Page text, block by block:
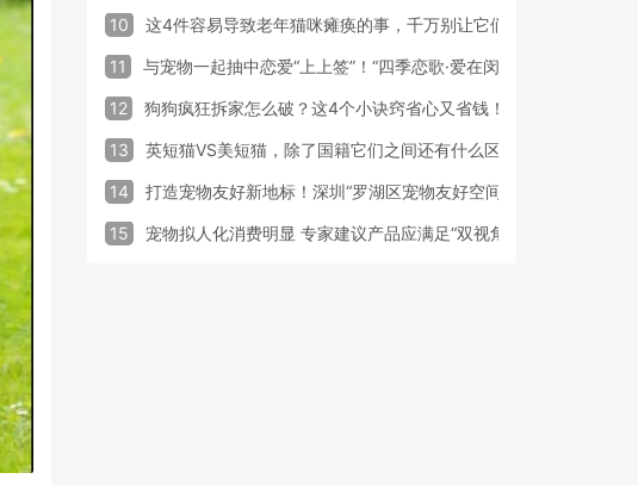
10 这4件容易导致老年猫咪瘫痪的事，千万别让它们做！
11 与宠物一起抽中恋爱“上上签”！“四季恋歌·爱在闵行”携宠交友引领
12 狗狗疯狂拆家怎么破？这4个小诀窍省心又省钱！
13 英短猫VS美短猫，除了国籍它们之间还有什么区别？
14 打造宠物友好新地标！深圳“罗湖区宠物友好空间活动周”启动
15 宠物拟人化消费明显 专家建议产品应满足“双视角需求”